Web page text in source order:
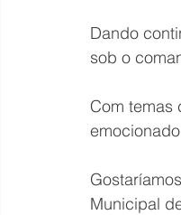
Dando
sob o
Com temas
Municipal